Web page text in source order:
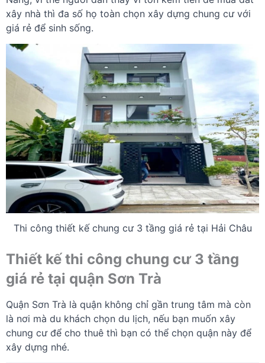
xây nhà thì đa số họ toàn chọn xây dựng chung cư với
giá rẻ để sinh sống.
Thi công thiết kế chung cư 3 tầng giá rẻ tại Hải Châu
Thiết kế thi công chung cư 3 tầng
giá rẻ tại quận Sơn Trà
Quận Sơn Trà là quận không chỉ gần trung tâm mà còn
là nơi mà du khách chọn du lịch, nếu bạn muốn xây
chung cư để cho thuê thì bạn có thể chọn quận này để
xây dựng nhé.